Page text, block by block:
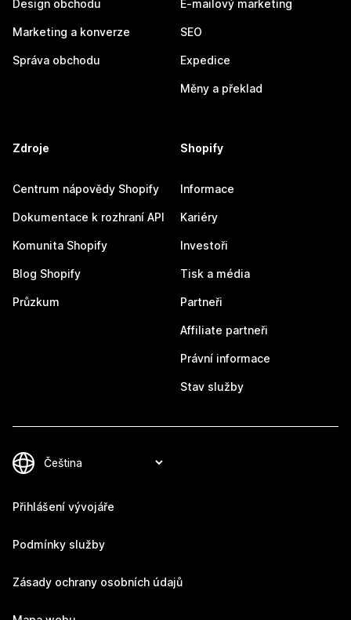
Design obchodu
Marketing a konverze
Správa obchodu
E-mailový marketing
SEO
Expedice
Měny a překlad
Zdroje
Centrum nápovědy Shopify
Dokumentace k rozhraní API
Komunita Shopify
Blog Shopify
Průzkum
Shopify
Informace
Kariéry
Investoři
Tisk a média
Partneři
Affiliate partneři
Právní informace
Stav služby
Přihlášení vývojáře
Podmínky služby
Zásady ochrany osobních údajů